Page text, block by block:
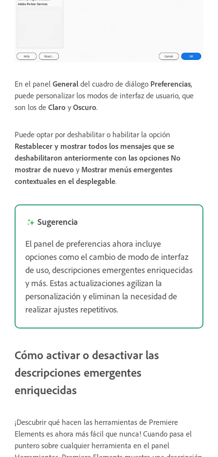
En el panel General del cuadro de diálogo Preferencias,
puede personalizar los modos de interfaz de usuario, que
son los de Claro y Oscuro.
Puede optar por deshabilitar o habilitar la opción
Restablecer y mostrar todos los mensajes que se
deshabilitaron anteriormente con las opciones No
mostrar de nuevo y Mostrar menús emergentes
contextuales en el desplegable.
Sugerencia
El panel de preferencias ahora incluye
opciones como el cambio de modo de interfaz
de uso, descripciones emergentes enriquecidas
y más. Estas actualizaciones agilizan la
personalización y eliminan la necesidad de
realizar ajustes repetitivos.
Cómo activar o desactivar las
descripciones emergentes
enriquecidas
¡Descubrir qué hacen las herramientas de Premiere
Elements es ahora más fácil que nunca! Cuando pasa el
puntero sobre cualquier herramienta en el panel